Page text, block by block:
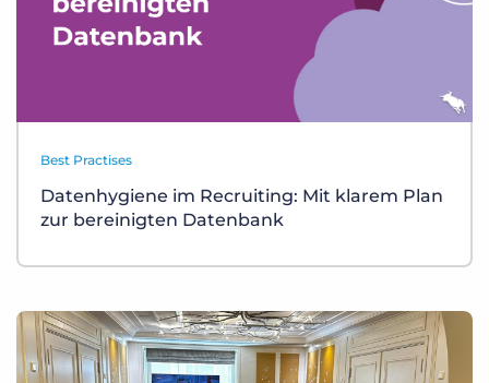
Best Practises
Datenhygiene im Recruiting: Mit klarem Plan
zur bereinigten Datenbank